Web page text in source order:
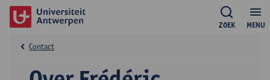
MENU
ZOEK
Contact